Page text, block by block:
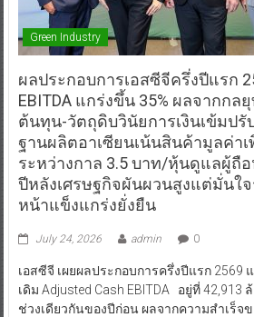
Green Industry
ผลประกอบการเอสซีจีครึ่งปีแรก
EBITDA แกร่งขึ้น 35% ผลจากกล
ต้นทุน-วัตถุดิบวินัยการเงินเข้มปรั
ฐานผลิตอาเซียนเน้นสินค้ามูลค่า
ระหว่างกาล 3.5 บาท/หุ้นดูแลผู้ถื
ปีหลังเศรษฐกิจผันผวนสูงแต่มั่นใ
หน้าแข็งแกร่งยั่งยืน
July 24, 2026 admin 0
เอสซีจี เผยผลประกอบการครึ่งปีแรก 2569
เดิม Adjusted Cash EBITDA อยู่ที่ 42,913
ช่วงเดียวกันของปีก่อน ผลจากความสำเร็จ